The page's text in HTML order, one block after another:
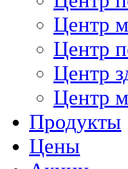
Центр
Центр
Центр
Центр
Продукты
Цены